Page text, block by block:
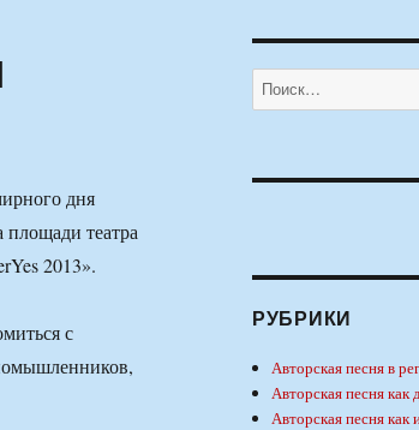
дня
театра
2013».
с
Искать:
РУБРИКИ
Авторская песня в
Авторская песня как
Авторская песня как